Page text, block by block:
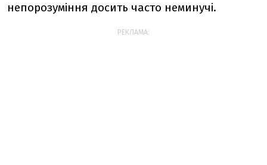
непорозуміння досить часто неминучі.
РЕКЛАМА: